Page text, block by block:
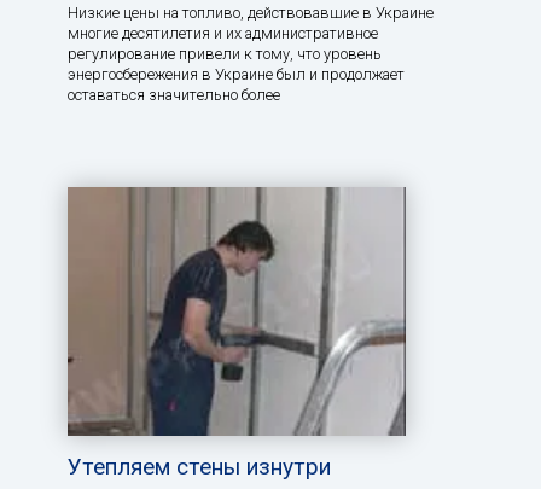
Низкие цены на топливо, действовавшие в Украине
многие десятилетия и их административное
регулирование привели к тому, что уровень
энергосбережения в Украине был и продолжает
оставаться значительно более
Утепляем стены изнутри